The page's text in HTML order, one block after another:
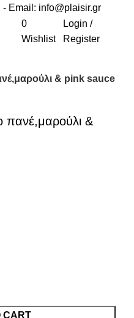
- Email: info@plaisir.gr
0
Wishlist
Login /
Register
& pink sauce
πανέ,μαρούλι &
CART